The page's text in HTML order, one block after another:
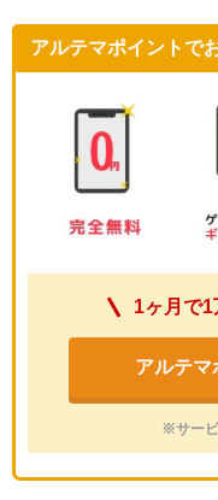
アルテマポイントで
1ヶ月で
アルテマ
※サー